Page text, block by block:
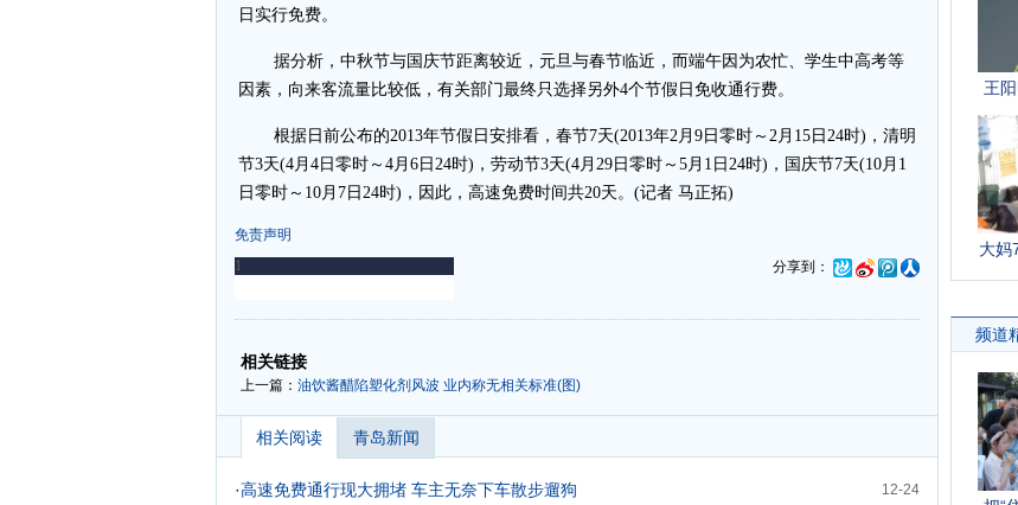
日实行免费。
据分析，中秋节与国庆节距离较近，元旦与春节临近，而端午因为农忙、学生中高考等
因素，向来客流量比较低，有关部门最终只选择另外4个节假日免收通行费。
根据日前公布的2013年节假日安排看，春节7天(2013年2月9日零时～2月15日24时)，清明
节3天(4月4日零时～4月6日24时)，劳动节3天(4月29日零时～5月1日24时)，国庆节7天(10月1
日零时～10月7日24时)，因此，高速免费时间共20天。(记者 马正拓)
免责声明
分享到：
-
相关链接
上一篇： 油饮酱醋陷塑化剂风波 业内称无相关标准(图)
相关阅读 青岛新闻
12-24
·高速免费通行现大拥堵 车主无奈下车散步遛狗